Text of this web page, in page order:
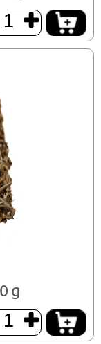

g
